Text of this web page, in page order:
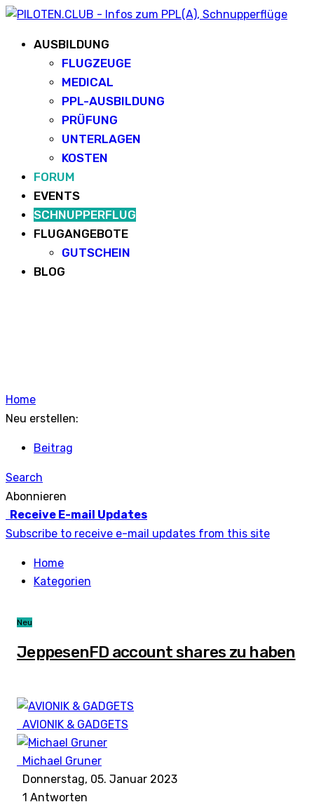
AUSBILDUNG
FLUGZEUGE
MEDICAL
PPL-AUSBILDUNG
PRÜFUNG
UNTERLAGEN
KOSTEN
FORUM
EVENTS
SCHNUPPERFLUG
FLUGANGEBOTE
GUTSCHEIN
BLOG
Home
Neu erstellen:
Beitrag
Search
Abonnieren
Receive E-mail Updates
Subscribe to receive e-mail updates from this site
Home
Kategorien
Neu
JeppesenFD account shares zu haben
AVIONIK & GADGETS
Michael Gruner
Donnerstag, 05. Januar 2023
1 Antworten